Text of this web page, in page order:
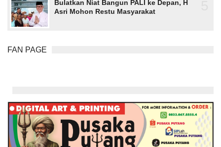
Bulatkan Niat Bangun PALI ke Depan, H
Asri Mohon Restu Masyarakat
FAN PAGE